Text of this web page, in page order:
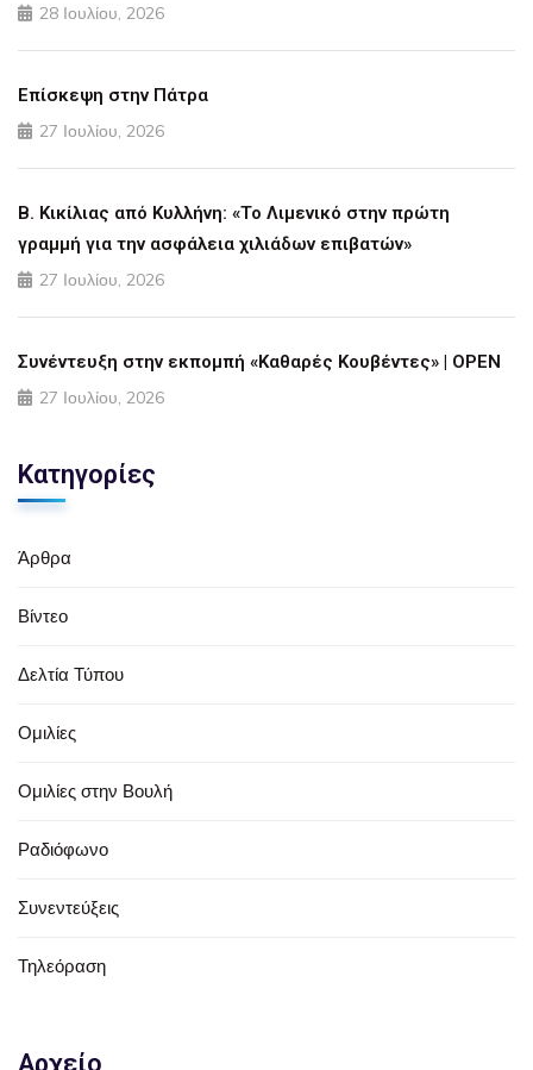
28 Ιουλίου, 2026
Επίσκεψη στην Πάτρα
27 Ιουλίου, 2026
Β. Κικίλιας από Κυλλήνη: «Το Λιμενικό στην πρώτη
γραμμή για την ασφάλεια χιλιάδων επιβατών»
27 Ιουλίου, 2026
Συνέντευξη στην εκπομπή «Καθαρές Κουβέντες» | OPEN
27 Ιουλίου, 2026
Κατηγορίες
Άρθρα
Βίντεο
Δελτία Τύπου
Ομιλίες
Ομιλίες στην Βουλή
Ραδιόφωνο
Συνεντεύξεις
Τηλεόραση
Αρχείο